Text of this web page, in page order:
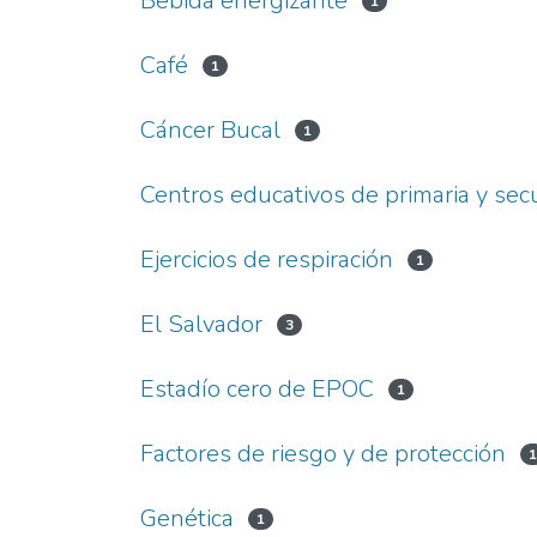
Café 1
Cáncer Bucal 1
Centros educativos de primaria y
Ejercicios de respiración 1
El Salvador 3
Estadío cero de EPOC 1
Factores de riesgo y de protección 1
Genética 1